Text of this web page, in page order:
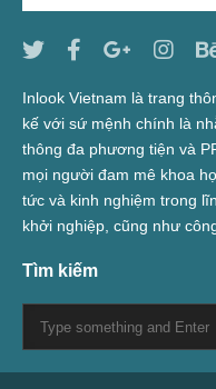
Inlook Vietnam là trang
kế với sứ mệnh chính là
thông đa phương tiện và
mọi người đam mê khoa
tức và kinh nghiệm trong
khởi nghiệp, cũng như
Tìm kiếm